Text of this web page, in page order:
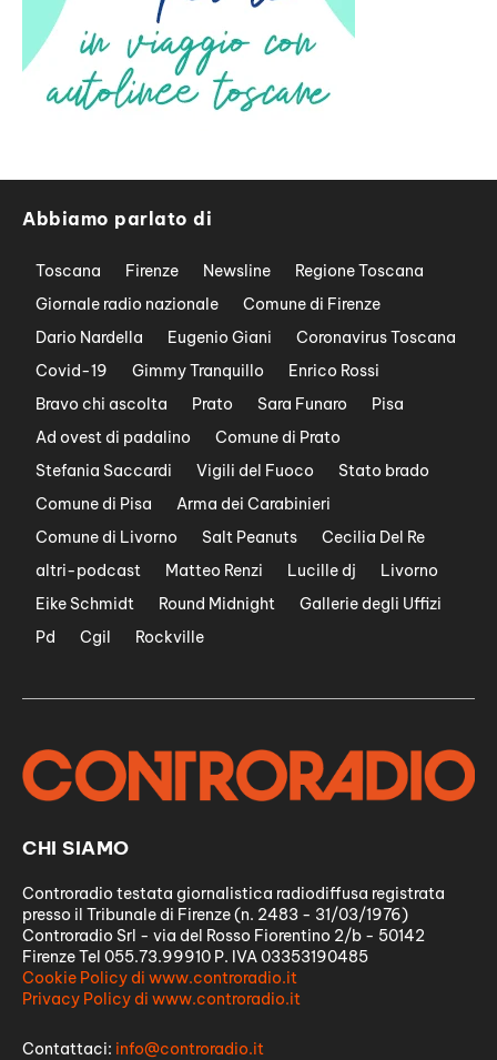
Abbiamo parlato di
Toscana Firenze Newsline
Regione Toscana
Giornale radio nazionale
Comune di Firenze
Dario Nardella
Eugenio Giani
Coronavirus Toscana
Covid-19
Gimmy Tranquillo
Enrico Rossi
Bravo chi ascolta
Prato Sara Funaro
Pisa
Ad ovest di padalino
Comune di Prato
Stefania Saccardi
Vigili del Fuoco
Stato brado
Comune di Pisa
Arma dei Carabinieri
Comune di Livorno
Salt Peanuts
Cecilia Del Re
altri-podcast
Matteo Renzi Lucille dj
Livorno
Eike Schmidt
Round Midnight
Gallerie degli Uffizi
Pd
Cgil Rockville
CHI SIAMO
Controradio testata giornalistica radiodiffusa registrata
presso il Tribunale di Firenze (n. 2483 - 31/03/1976)
Controradio Srl - via del Rosso Fiorentino 2/b - 50142
Firenze Tel 055.73.99910 P. IVA 03353190485
Cookie Policy di www.controradio.it
Privacy Policy di www.controradio.it
Contattaci: info@controradio.it